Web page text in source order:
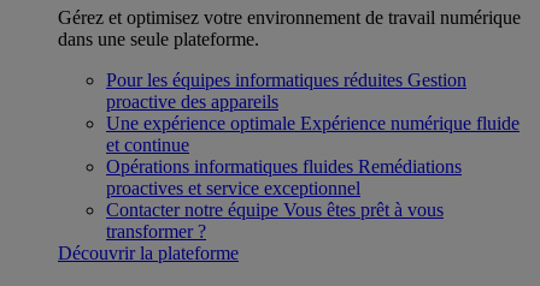
Gérez et optimisez votre environnement de travail numérique
dans une seule plateforme.
Pour les équipes informatiques réduites Gestion
proactive des appareils
Une expérience optimale Expérience numérique fluide
et continue
Opérations informatiques fluides Remédiations
proactives et service exceptionnel
Contacter notre équipe Vous êtes prêt à vous
transformer ?
Découvrir la plateforme